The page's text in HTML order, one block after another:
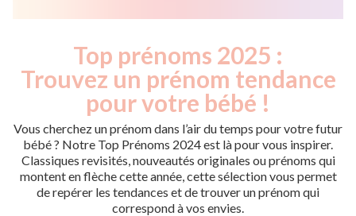
Top prénoms 2025 :
Trouvez un prénom tendance
pour votre bébé !
Vous cherchez un prénom dans l’air du temps pour votre futur
bébé ? Notre Top Prénoms 2024 est là pour vous inspirer.
Classiques revisités, nouveautés originales ou prénoms qui
montent en flèche cette année, cette sélection vous permet
de repérer les tendances et de trouver un prénom qui
correspond à vos envies.